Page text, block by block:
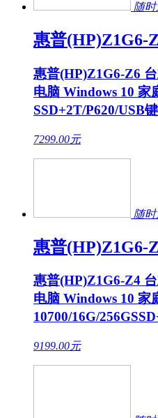
随
惠普(HP)Z1G6-
惠普(HP)Z1G6-Z6
电脑 Windows 10 家
SSD+2T/P620/USB
7299.00元
随
惠普(HP)Z1G6-
惠普(HP)Z1G6-Z4
电脑 Windows 10 家
10700/16G/
9199.00元